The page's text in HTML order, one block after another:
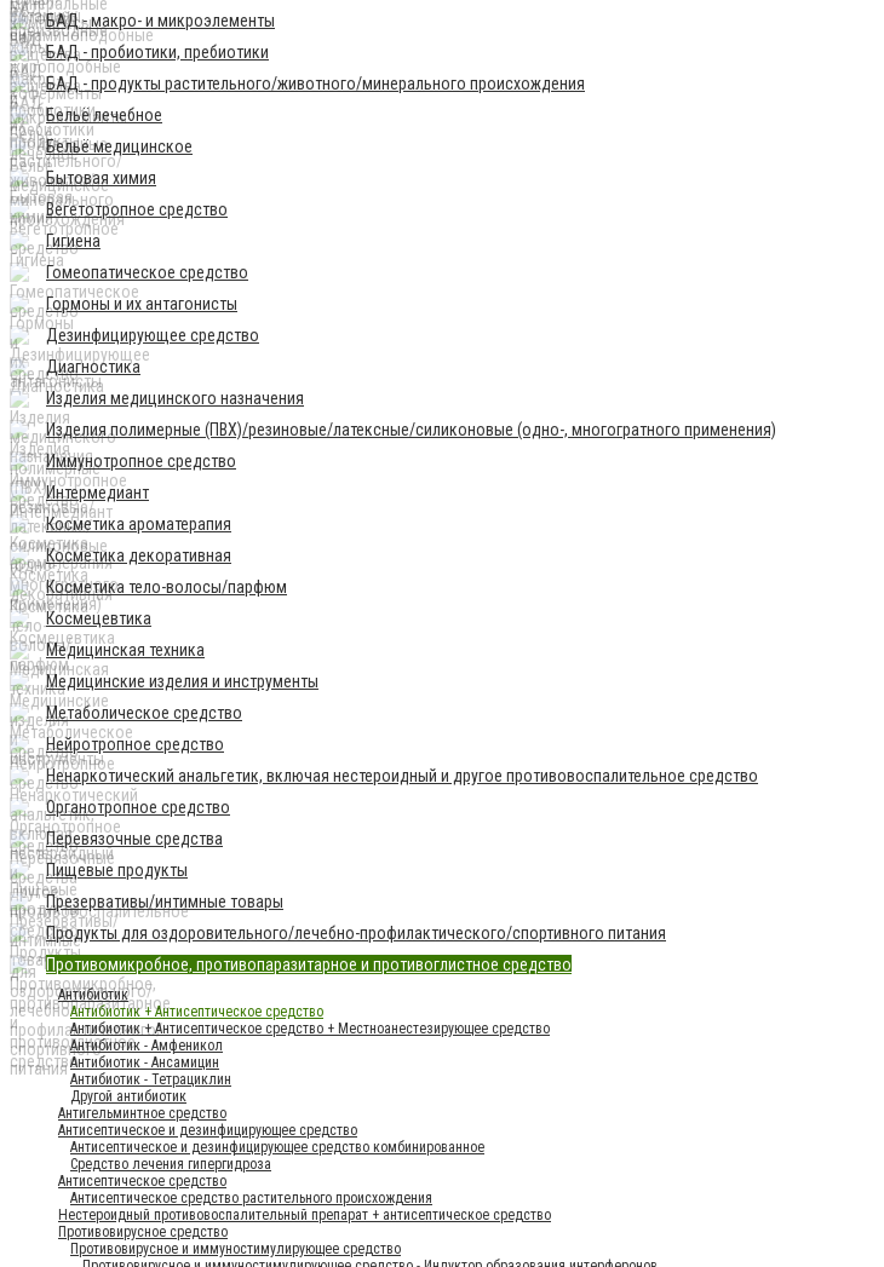
БАД - макро- и микроэлементы
БАД - пробиотики, пребиотики
БАД - продукты растительного/животного/минерального происхождения
Бельё лечебное
Бельё медицинское
Бытовая химия
Вегетотропное средство
Гигиена
Гомеопатическое средство
Гормоны и их антагонисты
Дезинфицирующее средство
Диагностика
Изделия медицинского назначения
Изделия полимерные (ПВХ)/резиновые/латексные/силиконовые (одно-, многогратного применения)
Иммунотропное средство
Интермедиант
Косметика ароматерапия
Косметика декоративная
Косметика тело-волосы/парфюм
Космецевтика
Медицинская техника
Медицинские изделия и инструменты
Метаболическое средство
Нейротропное средство
Ненаркотический анальгетик, включая нестероидный и другое противовоспалительное средство
Органотропное средство
Перевязочные средства
Пищевые продукты
Презервативы/интимные товары
Продукты для оздоровительного/лечебно-профилактического/спортивного питания
Противомикробное, противопаразитарное и противоглистное средство
Антибиотик
Антибиотик + Антисептическое средство
Антибиотик + Антисептическое средство + Местноанестезирующее средство
Антибиотик - Амфеникол
Антибиотик - Ансамицин
Антибиотик - Тетрациклин
Другой антибиотик
Антигельминтное средство
Антисептическое и дезинфицирующее средство
Антисептическое и дезинфицирующее средство комбинированное
Средство лечения гипергидроза
Антисептическое средство
Антисептическое средство растительного происхождения
Нестероидный противовоспалительный препарат + антисептическое средство
Противовирусное средство
Противовирусное и иммуностимулирующее средство